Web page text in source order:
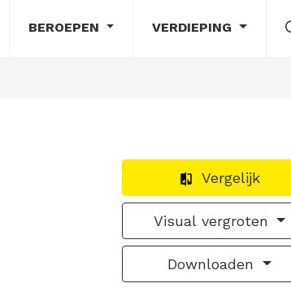
BEROEPEN VERDIEPING
Vergelijk
Visual vergroten
Downloaden